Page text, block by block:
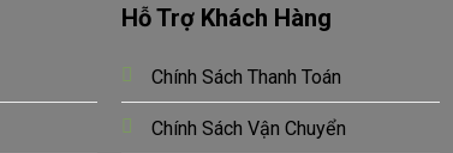
Hỗ Trợ Khách Hàng
Chính Sách Thanh Toán
Chính Sách Vận Chuyển